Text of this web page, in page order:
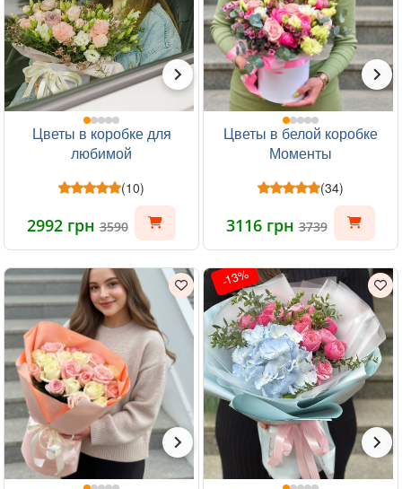
Цветы в коробке для
любимой
(10)
2992 грн3590
Цветы в белой коробке
Моменты
(34)
3116 грн3739
-13%